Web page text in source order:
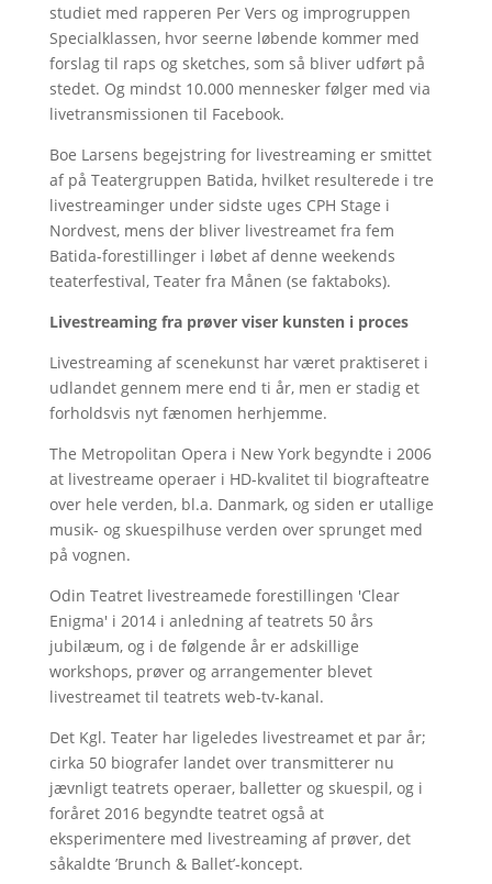
studiet med rapperen Per Vers og improgruppen
Specialklassen, hvor seerne løbende kommer med
forslag til raps og sketches, som så bliver udført på
stedet. Og mindst 10.000 mennesker følger med via
livetransmissionen til Facebook.
Boe Larsens begejstring for livestreaming er smittet
af på Teatergruppen Batida, hvilket resulterede i tre
livestreaminger under sidste uges CPH Stage i
Nordvest, mens der bliver livestreamet fra fem
Batida-forestillinger i løbet af denne weekends
teaterfestival, Teater fra Månen (se faktaboks).
Livestreaming fra prøver viser kunsten i proces
Livestreaming af scenekunst har været praktiseret i
udlandet gennem mere end ti år, men er stadig et
forholdsvis nyt fænomen herhjemme.
The Metropolitan Opera i New York begyndte i 2006
at livestreame operaer i HD-kvalitet til biografteatre
over hele verden, bl.a. Danmark, og siden er utallige
musik- og skuespilhuse verden over sprunget med
på vognen.
Odin Teatret livestreamede forestillingen 'Clear
Enigma' i 2014 i anledning af teatrets 50 års
jubilæum, og i de følgende år er adskillige
workshops, prøver og arrangementer blevet
livestreamet til teatrets web-tv-kanal.
Det Kgl. Teater har ligeledes livestreamet et par år;
cirka 50 biografer landet over transmitterer nu
jævnligt teatrets operaer, balletter og skuespil, og i
foråret 2016 begyndte teatret også at
eksperimentere med livestreaming af prøver, det
såkaldte ’Brunch & Ballet’-koncept.